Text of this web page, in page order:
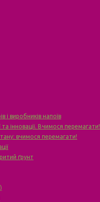
і виробників напоїв
та інновації. Вчимося перемагати!
вчимося перемагати!
ґрунт